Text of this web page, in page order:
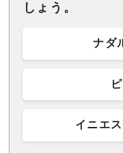
しょう。
ナダ
イニエ